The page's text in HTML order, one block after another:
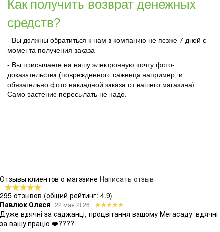
Как получить возврат денежных
средств?
- Вы должны обратиться к нам в компанию не позже 7 дней с
момента получения заказа
- Вы присылаете на нашу электронную почту фото-
доказательства (поврежденного саженца например, и
обязательно фото накладной заказа от нашего магазина)
Само растение пересылать не надо.
Отзывы клиентов о магазине Написать отзыв
295 отзывов (общий рейтинг: 4.9)
Павлюк Олеся
22 мая 2026
Дуже вдячні за саджанці, процвітання вашому Мегасаду, вдячні
за вашу працю ❤️????